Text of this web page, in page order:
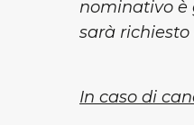
nominativo è
sarà
In caso di